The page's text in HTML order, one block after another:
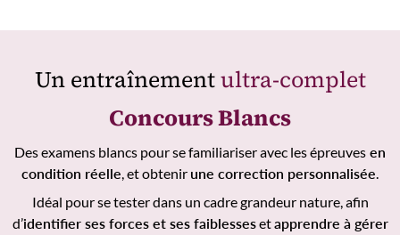
Un entraînementultra-complet
Concours Blancs
Des examens blancs pour se familiariser avec les épreuves en
condition réelle, et obtenir une correction personnalisée.
Idéal pour se tester dans un cadre grandeur nature, afin
d’identifier ses forces et ses faiblessesetapprendre à gérer